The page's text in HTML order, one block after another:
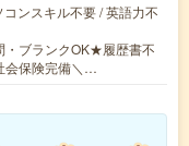
ンスキル不要 / 英語力不
ブランクOK★履歴書不
会保険完備＼…